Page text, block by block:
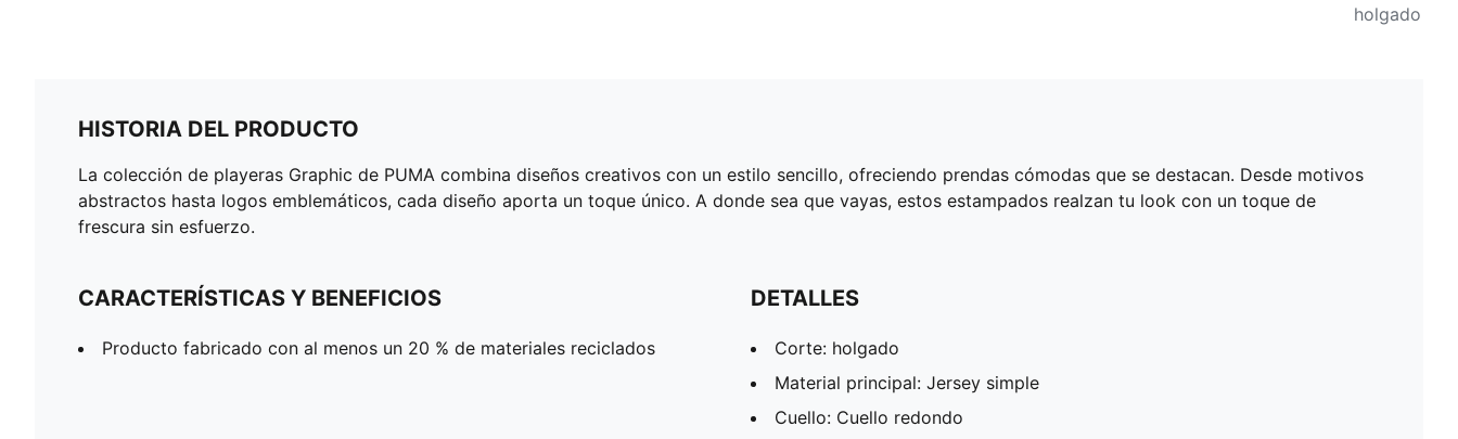
holgado
HISTORIA DEL PRODUCTO
La colección de playeras Graphic de PUMA combina diseños creativos con un estilo sencillo, ofreciendo prendas cómodas que se destacan. Desde motivos
abstractos hasta logos emblemáticos, cada diseño aporta un toque único. A donde sea que vayas, estos estampados realzan tu look con un toque de
frescura sin esfuerzo.
CARACTERÍSTICAS Y BENEFICIOS
Producto fabricado con al menos un 20 % de materiales reciclados
DETALLES
Corte: holgado
Material principal: Jersey simple
Cuello: Cuello redondo